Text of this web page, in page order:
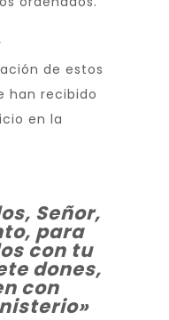
de estos
han recibido
en la
Señor,
para
con tu
dones,
con